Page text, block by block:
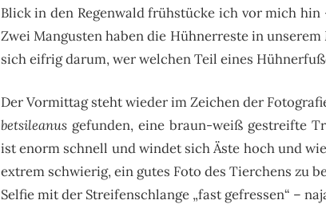
Blick in den Regenwald frühstücke ich vor mich
Zwei Mangusten haben die Hühnerreste in
sich eifrig darum, wer welchen Teil eines
Der Vormittag steht wieder im Zeichen der
betsileanusgefunden, eine braun-weiß gestreifte
ist enorm schnell und windet sich Äste hoch und
extrem schwierig, ein gutes Foto des Tierchens zu
Selfie mit der Streifenschlange „fast gefressen“ –